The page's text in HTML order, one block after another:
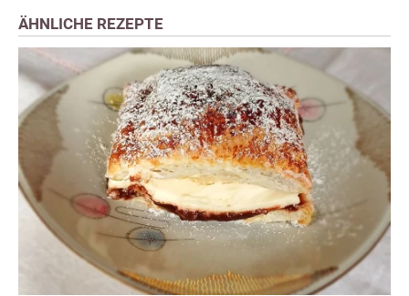
ÄHNLICHE REZEPTE